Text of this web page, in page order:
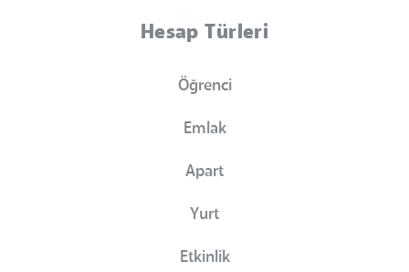
Hesap Türleri
Öğrenci
Emlak
Apart
Yurt
Etkinlik